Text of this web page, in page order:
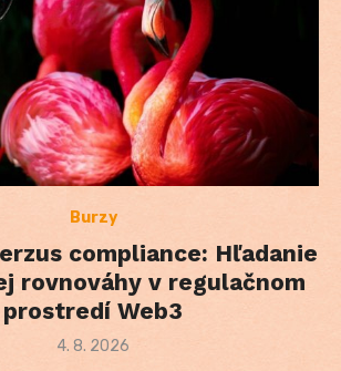
Burzy
compliance: Hľadanie
rovnováhy v regulačnom
prostredí Web3
Posted
4. 8. 2026